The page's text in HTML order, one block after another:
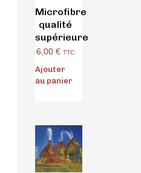
Microfibre
qualité
supérieure
6,00 € TTC
Ajouter
au panier